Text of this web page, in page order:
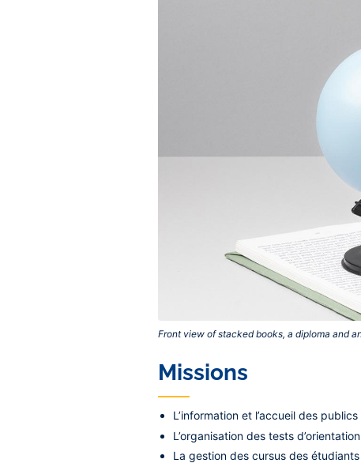
Front view of stacked books, a diploma and
Missions
L’information et l’accueil des publics
L’organisation des tests
La gestion des cursus des